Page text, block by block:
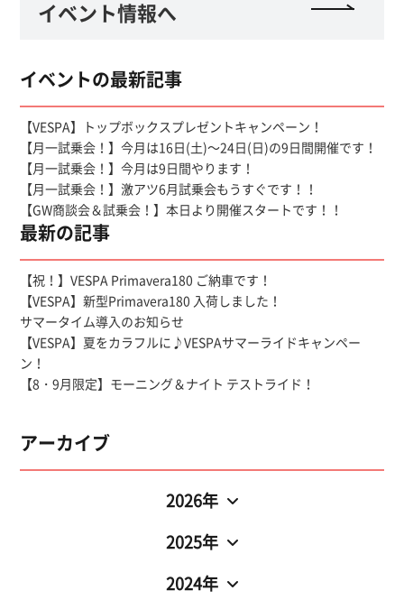
イベント情報へ
イベントの最新記事
【VESPA】トップボックスプレゼントキャンペーン！
【月一試乗会！】今月は16日(土)～24日(日)の9日間開催です！
【月一試乗会！】今月は9日間やります！
【月一試乗会！】激アツ6月試乗会もうすぐです！！
【GW商談会＆試乗会！】本日より開催スタートです！！
最新の記事
【祝！】VESPA Primavera180 ご納車です！
【VESPA】新型Primavera180 入荷しました！
サマータイム導入のお知らせ
【VESPA】夏をカラフルに♪VESPAサマーライドキャンペー
ン！
【8・9月限定】モーニング＆ナイト テストライド！
アーカイブ
2026年
2025年
2024年